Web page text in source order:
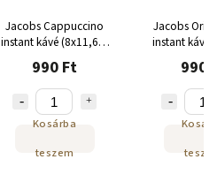
Jacobs Cappuccino
instant kávé (8x11,6g)
92,8 g
990 Ft
Kosárba
teszem
Jacobs
instant kávé
990